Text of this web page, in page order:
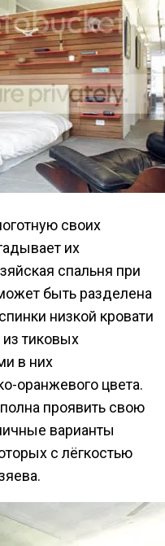
своих
их
спальня при
быть разделена
низкой кровати
тиковых
в них
оранжевого цвета.
проявить свою
варианты
с лёгкостью